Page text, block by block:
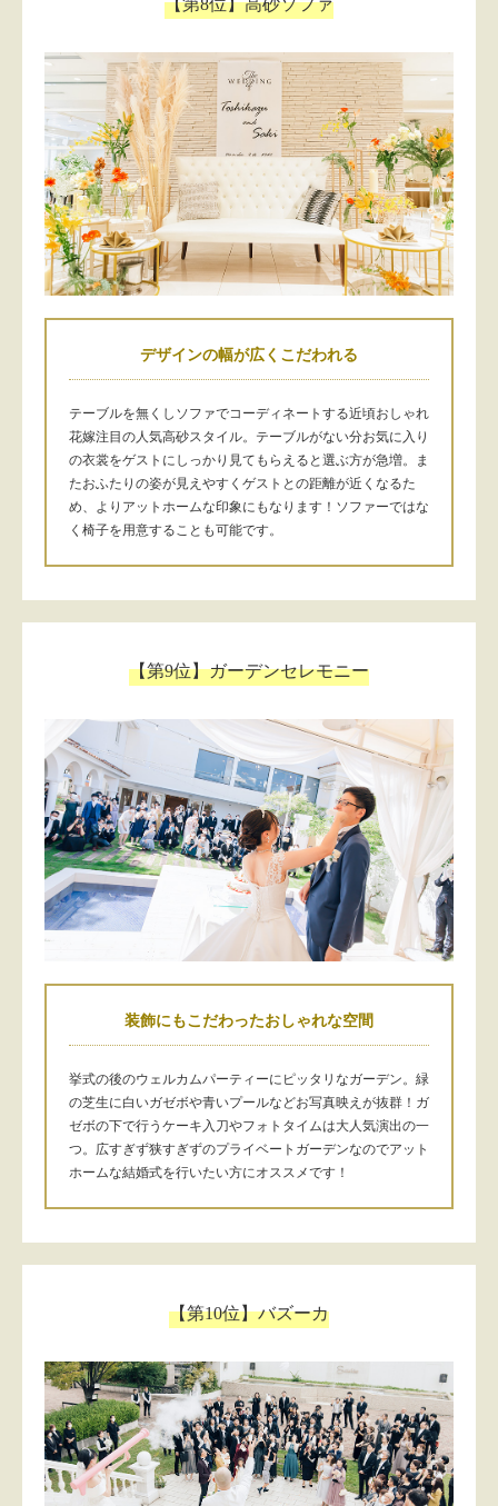
【第8位】高砂ソファ
デザインの幅が広くこだわれる
テーブルを無くしソファでコーディネートする近頃おしゃれ
花嫁注目の人気高砂スタイル。テーブルがない分お気に入り
の衣裳をゲストにしっかり見てもらえると選ぶ方が急増。ま
たおふたりの姿が見えやすくゲストとの距離が近くなるた
め、よりアットホームな印象にもなります！ソファーではな
く椅子を用意することも可能です。
【第9位】ガーデンセレモニー
装飾にもこだわったおしゃれな空間
挙式の後のウェルカムパーティーにピッタリなガーデン。緑
の芝生に白いガゼボや青いプールなどお写真映えが抜群！ガ
ゼボの下で行うケーキ入刀やフォトタイムは大人気演出の一
つ。広すぎず狭すぎずのプライベートガーデンなのでアット
ホームな結婚式を行いたい方にオススメです！
【第10位】バズーカ